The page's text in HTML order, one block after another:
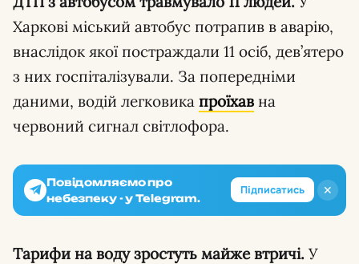
Харкові міський автобус потрапив в аварію,
внаслідок якої постраждали 11 осіб, дев’ятеро
з них госпіталізували. За попередніми
даними, водій легковика проїхав на
червоний сигнал світлофора.
✕
Повідомляємо про
небезпеку - у Telegram.
Підписатись
Тарифи на воду зростуть майже втричі. У